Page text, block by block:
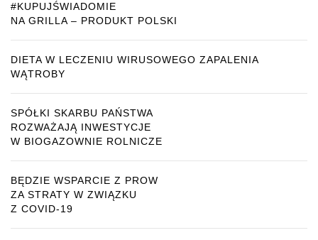
#KUPUJŚWIADOMIE
NA GRILLA – PRODUKT POLSKI
DIETA W LECZENIU WIRUSOWEGO ZAPALENIA
WĄTROBY
SPÓŁKI SKARBU PAŃSTWA
ROZWAŻAJĄ INWESTYCJE
W BIOGAZOWNIE ROLNICZE
BĘDZIE WSPARCIE Z PROW
ZA STRATY W ZWIĄZKU
Z COVID-19